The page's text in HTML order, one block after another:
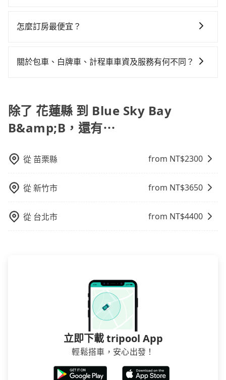
小時59分鐘。選擇搭乘高鐵而不預約包車，不僅至少額
Bay B&B的室內設施非常豐富或你想去的旅遊景點就在
做租還動作，另外承租過程繁瑣，租還通常需額外花費
32%會採現場議價，建議最好先上網預約，以免當場被
錶計費的風險，如你們人數在五人以上，分坐兩台計程
司報帳打統編，在結帳時可以受理，並於乘車後一週內
專人回覆您。
怎麼訂房最便宜？
OTA (online travel agent) 來完成，除了可以快速依據
饋或未來換取免費的住房。台灣人常用的線上訂房平台
有Booking.com、Agoda.com、Hotels.com、
Expedia.com、Trip.com等。正常來說，線上刷卡付款
告知付款完畢，一切都能在網路上操作。但有些較冷門
賣的現象，便有可能到了現場卻沒房可住的窘境，所以
在預定時要不選擇評分高、評論多的飯店，不然就是還
煩，有些時候直接打電話問的價格可能比民宿訂房網來
關於包車、白牌車、計程車車資及服務有何不同？
依平台預定時價格而定，通常愈長程價格CP值愈高。 計
程車：可24小時隨叫隨到，價格依跳錶而定，如有塞車
也會計算延遲費用，最終價格通常要下車時才知。價格
質、品質不一，如行程有問題，事後無法提供客服申訴
處理。
除了 花蓮縣 到 Blue Sky Bay
B&amp;B，還有⋯
從 苗栗縣 from NT$2300
從新竹市 from NT$3650
從 台北市 from NT$4400
立即下載 tripool App
輕鬆搭車，安心出發！